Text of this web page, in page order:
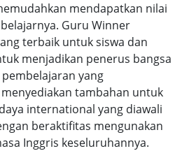
mendapatkan nilai
Guru Winner
terbaik untuk siswa dan
menjadikan penerus bangsa
yang
tambahan untuk
international yang diawali
beraktifitas mengunakan
Inggris keseluruhannya.